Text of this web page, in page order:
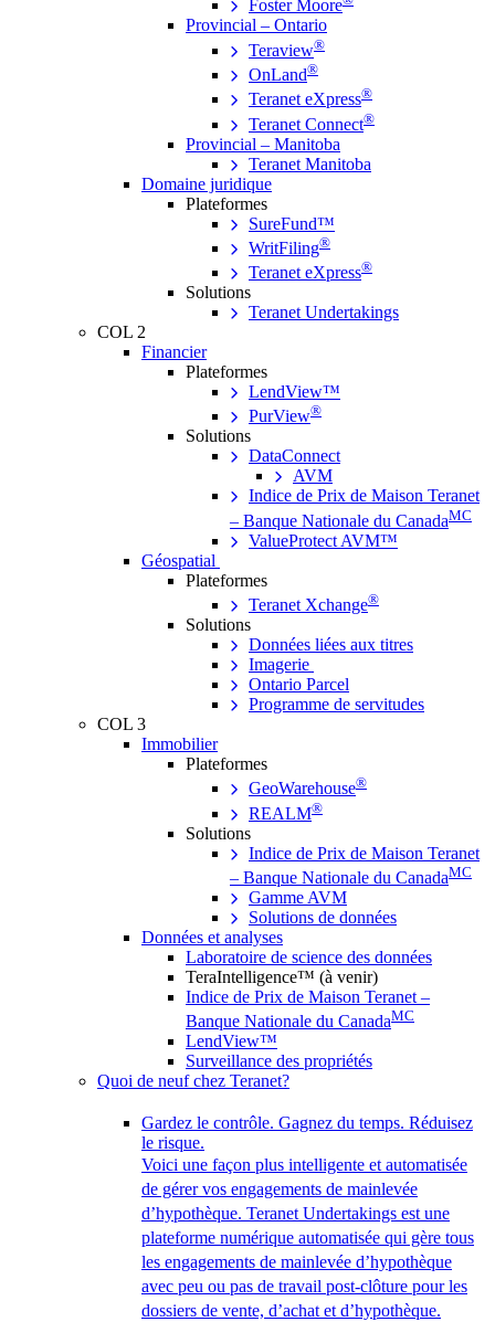
Foster Moore
Provincial – Ontario
Teraview®
OnLand®
Teranet eXpress®
Teranet Connect®
Provincial – Manitoba
Teranet Manitoba
Domaine juridique
Plateformes
SureFund™
WritFiling®
Teranet eXpress®
Solutions
Teranet Undertakings
COL 2
Financier
Plateformes
LendView™
PurView®
Solutions
DataConnect
AVM
Indice de Prix de Maison Teranet
– Banque Nationale du CanadaMC
ValueProtect AVM™
Géospatial
Plateformes
Teranet Xchange®
Solutions
Données liées aux titres
Imagerie
Ontario Parcel
Programme de servitudes
COL 3
Immobilier
Plateformes
GeoWarehouse®
REALM®
Solutions
Indice de Prix de Maison Teranet
– Banque Nationale du CanadaMC
Gamme AVM
Solutions de données
Données et analyses
Laboratoire de science des données
TeraIntelligence™ (à venir)
Indice de Prix de Maison Teranet –
Banque Nationale du CanadaMC
LendView™
Surveillance des propriétés
Quoi de neuf chez Teranet?
Gardez le contrôle. Gagnez du temps. Réduisez
le risque.
Voici une façon plus intelligente et automatisée
de gérer vos engagements de mainlevée
d’hypothèque. Teranet Undertakings est une
plateforme numérique automatisée qui gère tous
les engagements de mainlevée d’hypothèque
avec peu ou pas de travail post-clôture pour les
dossiers de vente, d’achat et d’hypothèque.